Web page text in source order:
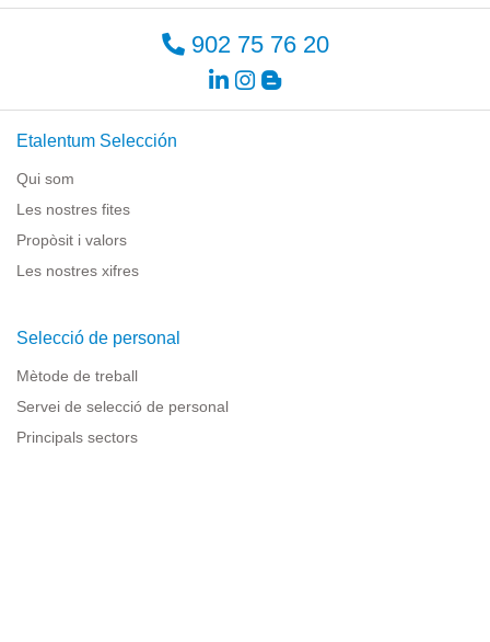
902 75 76 20
Etalentum Selección
Qui som
Les nostres fites
Propòsit i valors
Les nostres xifres
Selecció de personal
Mètode de treball
Servei de selecció de personal
Principals sectors